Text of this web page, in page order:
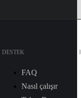
DESTEK
FAQ
Nasıl çalışır